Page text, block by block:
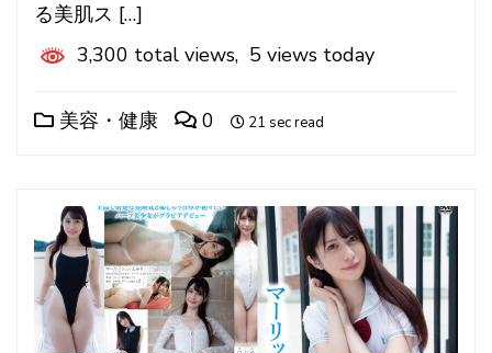
る美肌ス […]
3,300 total views, 5 views today
美容・健康 0 21 sec read